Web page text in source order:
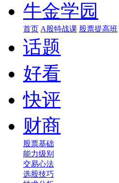
牛金学园
首页 A股特战课 股票提高班
话题
好看
快评
财商
股票基础
能力级别
交易心法
选股技巧